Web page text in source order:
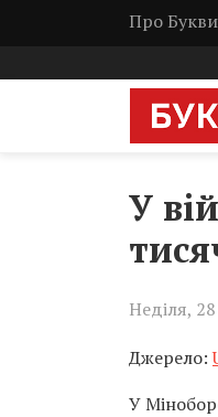
Про Букви
У
Неділя,
Джерело:
У